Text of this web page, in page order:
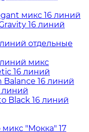
микс 16 линий
16 линий
отдельные
микс
16 линий
16 линий
линий
Black 16 линий
"Мокка" 17